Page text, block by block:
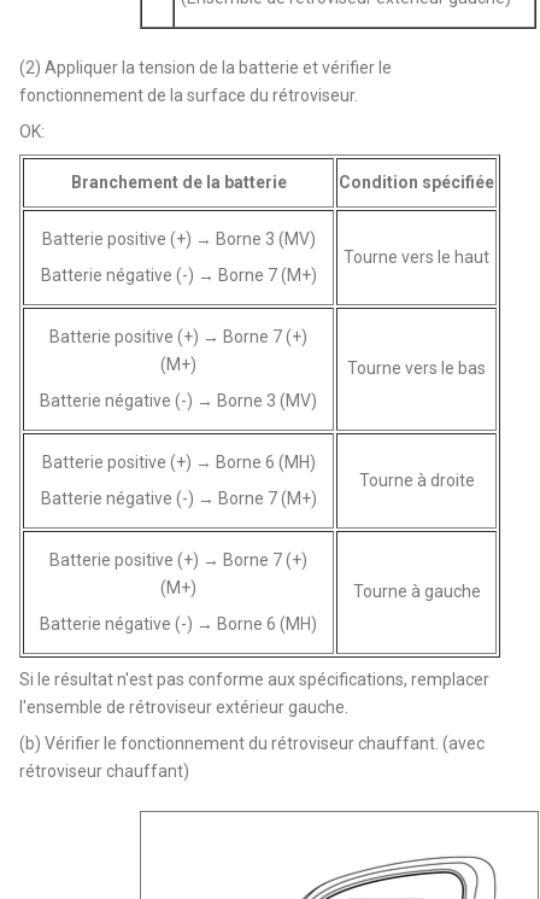
(2) Appliquer la tension de la batterie et vérifier le
fonctionnement de la surface du rétroviseur.
OK:
Branchement de la batterie Condition spécifiée
Batterie positive (+) → Borne 3 (MV)
Batterie négative (-) → Borne 7 (M+)
Tourne vers le haut
Batterie positive (+) → Borne 7 (+)
(M+)
Batterie négative (-) → Borne 3 (MV)
Tourne vers le bas
Batterie positive (+) → Borne 6 (MH)
Batterie négative (-) → Borne 7 (M+)
Tourne à droite
Batterie positive (+) → Borne 7 (+)
(M+)
Batterie négative (-) → Borne 6 (MH)
Tourne à gauche
Si le résultat n'est pas conforme aux spécifications, remplacer
l'ensemble de rétroviseur extérieur gauche.
(b) Vérifier le fonctionnement du rétroviseur chauffant. (avec
rétroviseur chauffant)